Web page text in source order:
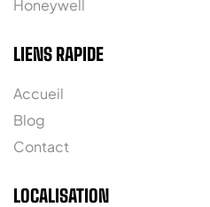
Honeywell
LIENS RAPIDE
Accueil
Blog
Contact
LOCALISATION